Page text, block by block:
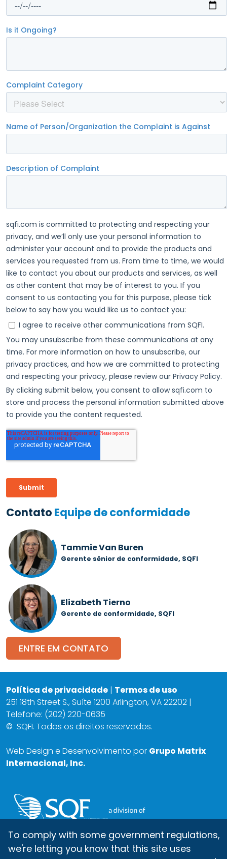
Contato Equipe de conformidade
Tammie Van Buren
Gerente sênior de conformidade, SQFI
Elizabeth Tierno
Gerente de conformidade, SQFI
ENTRE EM CONTATO
Política de privacidade | Termos de uso
251 18th Street S., Suíte 1200 Arlington, VA 22202 |
Telefone: (202) 220-0635
© SQFI. Todos os direitos reservados.
Web Design e Desenvolvimento por Grupo Matrix
Internacional, Inc.
To comply with some government regulations,
we're letting you know that this site uses